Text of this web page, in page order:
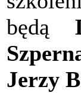
będą
Jerzy